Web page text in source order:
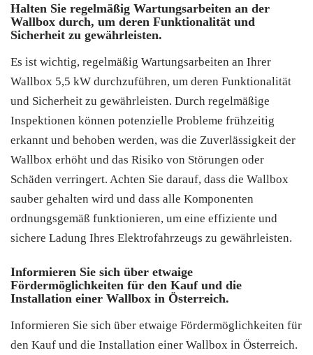
Halten Sie regelmäßig Wartungsarbeiten an der
Wallbox durch, um deren Funktionalität und
Sicherheit zu gewährleisten.
Es ist wichtig, regelmäßig Wartungsarbeiten an Ihrer
Wallbox 5,5 kW durchzuführen, um deren Funktionalität
und Sicherheit zu gewährleisten. Durch regelmäßige
Inspektionen können potenzielle Probleme frühzeitig
erkannt und behoben werden, was die Zuverlässigkeit der
Wallbox erhöht und das Risiko von Störungen oder
Schäden verringert. Achten Sie darauf, dass die Wallbox
sauber gehalten wird und dass alle Komponenten
ordnungsgemäß funktionieren, um eine effiziente und
sichere Ladung Ihres Elektrofahrzeugs zu gewährleisten.
Informieren Sie sich über etwaige
Fördermöglichkeiten für den Kauf und die
Installation einer Wallbox in Österreich.
Informieren Sie sich über etwaige Fördermöglichkeiten für
den Kauf und die Installation einer Wallbox in Österreich.